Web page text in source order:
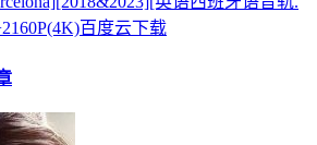
百度云下载